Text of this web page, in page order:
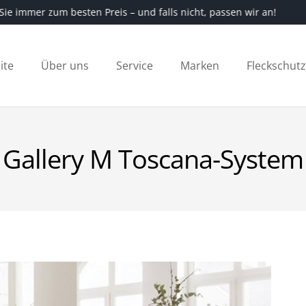
Sie immer zum besten Preis – und falls nicht, passen wir an!
Über uns Service Marken Fleckschutz
Gallery M Toscana-System